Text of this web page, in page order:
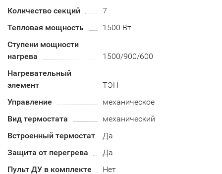
Количество секций
7
Тепловая мощность
1500 Вт
Ступени мощности
нагрева
1500/900/600
Нагревательный
элемент
ТЭН
Управление
механическое
Вид термостата
механический
Встроенный термостат
Да
Защита от перегрева
Да
Пульт ДУ в комплекте
Нет